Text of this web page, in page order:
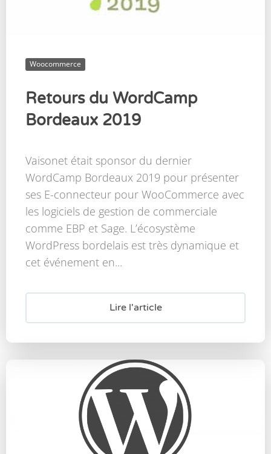
Woocommerce
Retours du WordCamp
Bordeaux 2019
Vaisonet était sponsor du dernier
WordCamp Bordeaux 2019 pour présenter
ses E-connecteur pour WooCommerce avec
les logiciels de gestion de commerciale
comme EBP et Sage. L’écosystème
WordPress bordelais est très dynamique et
cet événement en...
Lire l'article